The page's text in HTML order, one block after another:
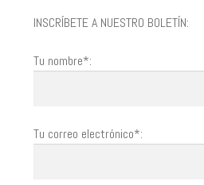
INSCRÍBETE A NUESTRO BOLETÍN:
Tu nombre*:
Tu correo electrónico*: